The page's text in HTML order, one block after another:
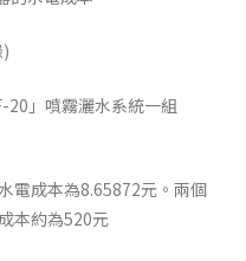
20」噴霧灑水系統一組
電成本為8.65872元。兩個
本約為520元